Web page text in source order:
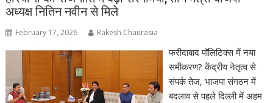
अध्यक्ष नितिन नवीन से मिले
February 17, 2026 Rakesh Chaurasia
फरीदाबाद पॉलिटिक्स में नया
समीकरण? केंद्रीय नेतृत्व से
संपर्क तेज, भाजपा संगठन में
बदलाव से पहले दिल्ली में अहम